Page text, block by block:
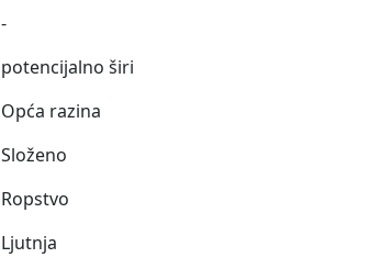
-
potencijalno širi
Opća razina
Složeno
Ropstvo
Ljutnja